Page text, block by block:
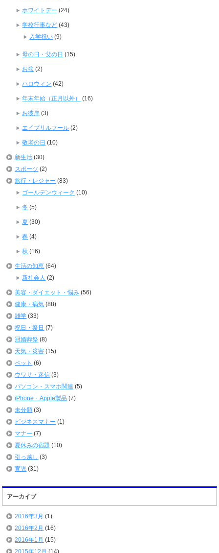
ホワイトデー (24)
学校行事など (43)
入学祝い (9)
母の日・父の日 (15)
お盆 (2)
ハロウィン (42)
年末年始（正月以外） (16)
お彼岸 (3)
エイプリルフール (2)
敬老の日 (10)
新生活 (30)
スポーツ (2)
旅行・レジャー (83)
ゴールデンウィーク (10)
冬 (5)
夏 (30)
春 (4)
秋 (16)
生活の知恵 (64)
新社会人 (2)
美容・ダイエット・悩み (56)
健康・病気 (88)
雑学 (33)
祝日・祭日 (7)
冠婚葬祭 (8)
天気・災害 (15)
ペット (6)
ウワサ・迷信 (3)
パソコン・スマホ関連 (5)
iPhone・Apple製品 (7)
未分類 (3)
ビジネスマナー (1)
マナー (7)
夏休みの宿題 (10)
引っ越し (3)
育児 (31)
アーカイブ
2016年3月 (1)
2016年2月 (16)
2016年1月 (15)
2015年12月 (14)